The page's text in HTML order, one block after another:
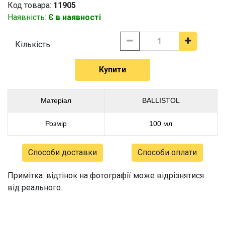
Код товара: 11905
Наявність: Є в наявності
Кількість
Купити
Матеріал BALLISTOL
Розмір 100 мл
Способи доставки Способи оплати
Примітка: відтінок на фотографії може відрізнятися
від реального.